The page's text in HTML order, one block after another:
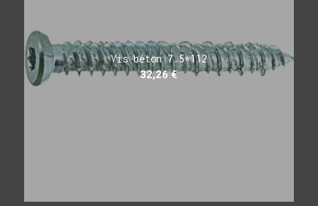
Vis béton 7.5*112
32,26€